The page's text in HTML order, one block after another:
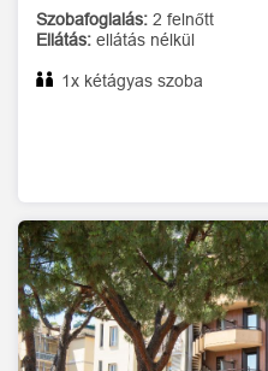
Szobafoglalás: 2 felnőtt
Ellátás: ellátás nélkül
1x kétágyas szoba